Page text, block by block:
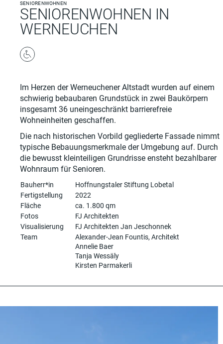
SENIORENWOHNEN
SENIORENWOHNEN IN
WERNEUCHEN
barrierefrei
Im Herzen der Werneuchener Altstadt wurden auf einem
schwierig bebaubaren Grundstück in zwei Baukörpern
insgesamt 36 uneingeschränkt barrierefreie
Wohneinheiten geschaffen.
Die nach historischen Vorbild gegliederte Fassade nimmt
typische Bebauungsmerkmale der Umgebung auf. Durch
die bewusst kleinteiligen Grundrisse ensteht bezahlbarer
Wohnraum für Senioren.
Bauherr*in
Hoffnungstaler Stiftung Lobetal
Fertigstellung
2022
Fläche
ca. 1.800 qm
Fotos
FJ Architekten
Visualisierung
FJ Architekten Jan Jeschonnek
Team
Alexander-Jean Fountis, Architekt
Annelie Baer
Tanja Wessäly
Kirsten Parmakerli